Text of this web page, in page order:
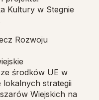
Kultury w Stegnie
Rozwoju
środków UE w
lokalnych strategii
Wiejskich na